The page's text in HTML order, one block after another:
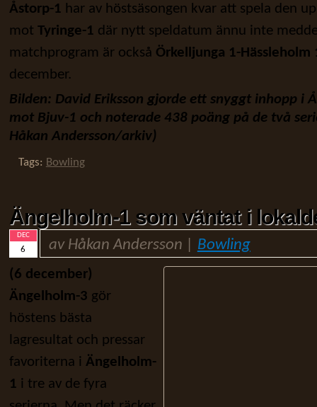
Åstorp-1 har av höstsäsongen kvar att spela den
mot Tyringe-1 där nytt speldatum ännu inte
matchprogram är också Örkelljunga 1-Hässleholm
december.
Bilden: David Eriksson gjorde ett snyggt inhopp i
mot Bjuv-1 och noterade 438 poäng på de två
Håkan Andersson/arkiv)
Tags: Bowling
Ängelholm-1 som väntat i
DEC
6 av Håkan Andersson | Bowling
(6 december)
Ängelholm-3 gör
höstens bästa
lagresultat och pressar
favoriterna i Ängelholm-
1 i tre av de fyra